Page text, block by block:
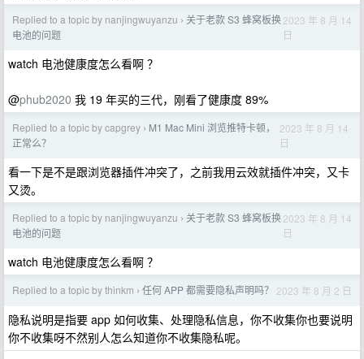
Replied to a topic by nanjingwuyanzu › 关于老款 S3 蜂窝板换
电池的问题
2023 年 8 月 14
日
watch 电池健康度怎么看啊 ？
@phub2020 我 19 年买的三代，刚看了健康度 89%
Replied to a topic by capgrey › M1 Mac Mini 浏览推特卡顿，
正常么？
2023 年 8 月 14
日
看一下是不是跟浏览器插件冲突了，之前我用云效就插件冲突，又卡
又烫。
Replied to a topic by nanjingwuyanzu › 关于老款 S3 蜂窝板换
电池的问题
2023 年 8 月 14
日
watch 电池健康度怎么看啊 ？
Replied to a topic by thinkm › 任何 APP 都需要隐私声明吗？ 2023 年 8 月 2 日
隐私说明是指要 app 如何收集、处理隐私信息，你不收集你也要说明
你不收集呀不然别人怎么知道你不收集隐私呢。